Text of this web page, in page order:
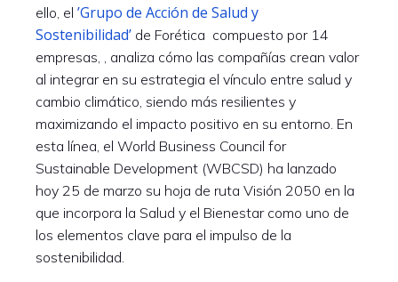
ello, el ’Grupo de Acción de Salud y
Sostenibilidad’ de Forética compuesto por 14
empresas, , analiza cómo las compañías crean valor
al integrar en su estrategia el vínculo entre salud y
cambio climático, siendo más resilientes y
maximizando el impacto positivo en su entorno. En
esta línea, el World Business Council for
Sustainable Development (WBCSD) ha lanzado
hoy 25 de marzo su hoja de ruta Visión 2050 en la
que incorpora la Salud y el Bienestar como uno de
los elementos clave para el impulso de la
sostenibilidad.